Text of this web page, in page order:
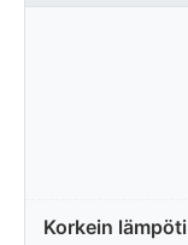
Korkein